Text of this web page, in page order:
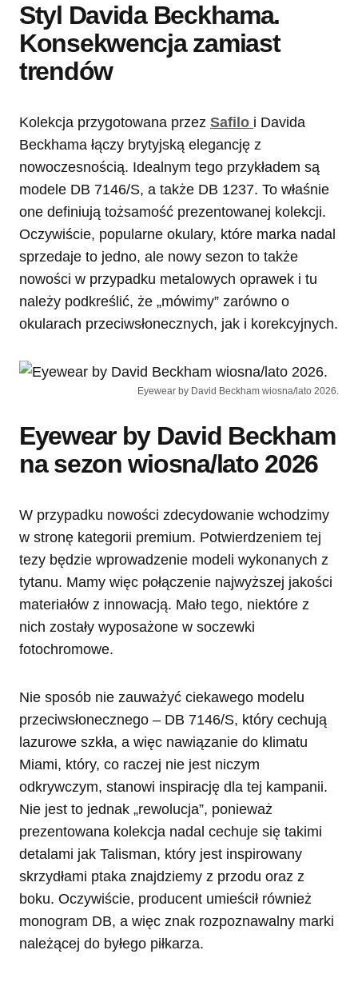
Styl Davida Beckhama.
Konsekwencja zamiast
trendów
Kolekcja przygotowana przez Safilo i Davida
Beckhama łączy brytyjską elegancję z
nowoczesnością. Idealnym tego przykładem są
modele DB 7146/S, a także DB 1237. To właśnie
one definiują tożsamość prezentowanej kolekcji.
Oczywiście, popularne okulary, które marka nadal
sprzedaje to jedno, ale nowy sezon to także
nowości w przypadku metalowych oprawek i tu
należy podkreślić, że „mówimy” zarówno o
okularach przeciwsłonecznych, jak i korekcyjnych.
Eyewear by David Beckham wiosna/lato 2026.
Eyewear by David Beckham
na sezon wiosna/lato 2026
W przypadku nowości zdecydowanie wchodzimy
w stronę kategorii premium. Potwierdzeniem tej
tezy będzie wprowadzenie modeli wykonanych z
tytanu. Mamy więc połączenie najwyższej jakości
materiałów z innowacją. Mało tego, niektóre z
nich zostały wyposażone w soczewki
fotochromowe.
Nie sposób nie zauważyć ciekawego modelu
przeciwsłonecznego – DB 7146/S, który cechują
lazurowe szkła, a więc nawiązanie do klimatu
Miami, który, co raczej nie jest niczym
odkrywczym, stanowi inspirację dla tej kampanii.
Nie jest to jednak „rewolucja”, ponieważ
prezentowana kolekcja nadal cechuje się takimi
detalami jak Talisman, który jest inspirowany
skrzydłami ptaka znajdziemy z przodu oraz z
boku. Oczywiście, producent umieścił również
monogram DB, a więc znak rozpoznawalny marki
należącej do byłego piłkarza.